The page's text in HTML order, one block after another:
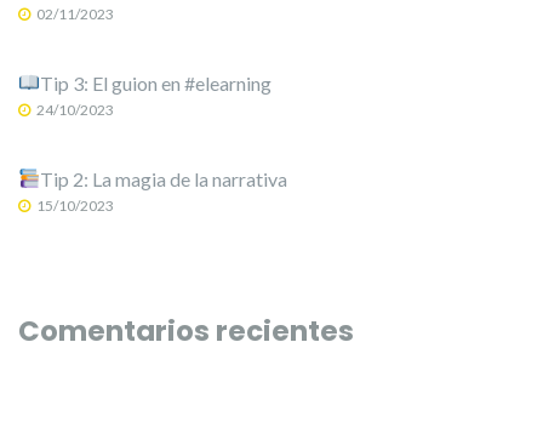
02/11/2023
Tip 3: El guion en #elearning
24/10/2023
Tip 2: La magia de la narrativa
15/10/2023
Comentarios recientes